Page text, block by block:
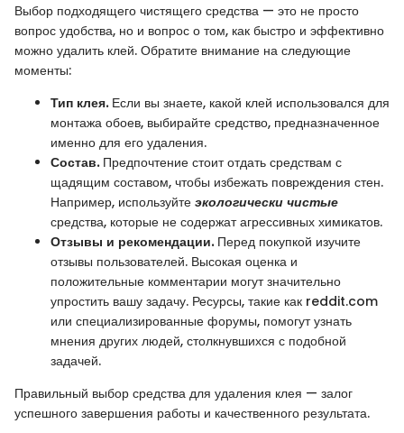
Выбор подходящего чистящего средства — это не просто
вопрос удобства, но и вопрос о том, как быстро и эффективно
можно удалить клей. Обратите внимание на следующие
моменты:
Тип клея.Если вы знаете, какой клей использовался для
монтажа обоев, выбирайте средство, предназначенное
именно для его удаления.
Состав.Предпочтение стоит отдать средствам с
щадящим составом, чтобы избежать повреждения стен.
Например, используйте экологически чистые
средства, которые не содержат агрессивных химикатов.
Отзывы и рекомендации.Перед покупкой изучите
отзывы пользователей. Высокая оценка и
положительные комментарии могут значительно
упростить вашу задачу. Ресурсы, такие как reddit.com
или специализированные форумы, помогут узнать
мнения других людей, столкнувшихся с подобной
задачей.
Правильный выбор средства для удаления клея — залог
успешного завершения работы и качественного результата.